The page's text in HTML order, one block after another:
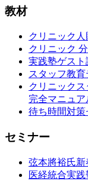
教材
クリニック
クリニック
実践塾ゲス
スタッフ教育
クリニック
完全マニュア
待ち時間対
セミナー
弦本將裕氏新
医経統合実践